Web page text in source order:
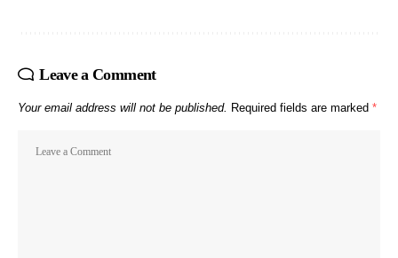
Leave a Comment
Your email address will not be published. Required fields are marked *